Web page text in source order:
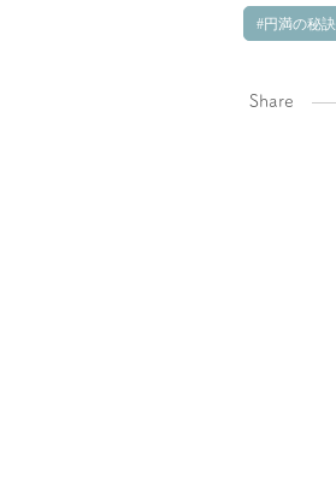
円満の秘訣
Share